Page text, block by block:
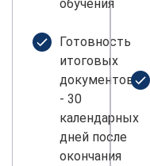
обучения
Готовность
итоговых
документов
- 30
календарных
дней после
окончания